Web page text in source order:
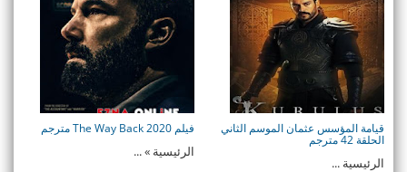
قيامة المؤسس عثمان الموسم الثاني
الحلقة 42 مترجم
الرئيسية ...
فيلم The Way Back 2020 مترجم
الرئيسية » ...